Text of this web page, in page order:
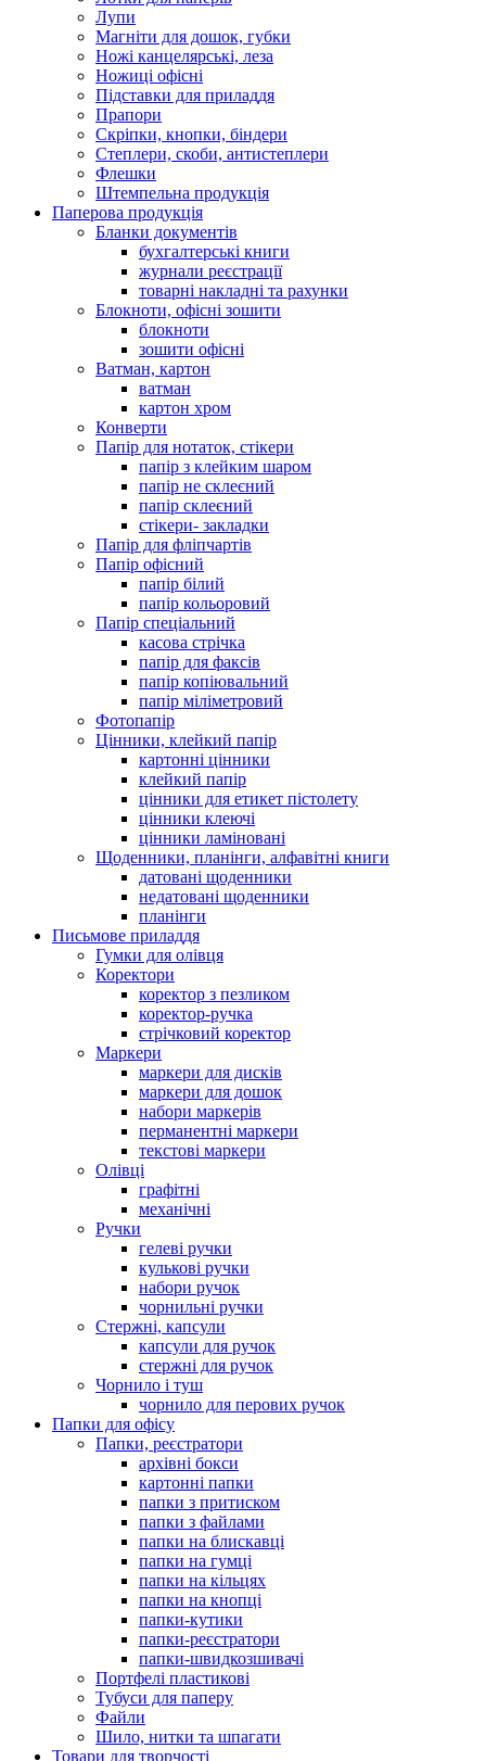
Лупи
Магніти для дошок, губки
Ножі канцелярські, леза
Ножиці офісні
Підставки для приладдя
Прапори
Скріпки, кнопки, біндери
Степлери, скоби, антистеплери
Флешки
Штемпельна продукція
Паперова продукція
Бланки документів
бухгалтерські книги
журнали реєстрації
товарні накладні та рахунки
Блокноти, офісні зошити
блокноти
зошити офісні
Ватман, картон
ватман
картон хром
Конверти
Папір для нотаток, стікери
папір з клейким шаром
папір не склеєний
папір склеєний
стікери- закладки
Папір для фліпчартів
Папір офісний
папір білий
папір кольоровий
Папір спеціальний
касова стрічка
папір для факсів
папір копіювальний
папір міліметровий
Фотопапір
Цінники, клейкий папір
картонні цінники
клейкий папір
цінники для етикет пістолету
цінники клеючі
цінники ламіновані
Щоденники, планінги, алфавітні книги
датовані щоденники
недатовані щоденники
планінги
Письмове приладдя
Гумки для олівця
Коректори
коректор з пезликом
коректор-ручка
стрічковий коректор
Маркери
маркери для дисків
маркери для дошок
набори маркерів
перманентні маркери
текстові маркери
Олівці
графітні
механічні
Ручки
гелеві ручки
кулькові ручки
набори ручок
чорнильні ручки
Стержні, капсули
капсули для ручок
стержні для ручок
Чорнило і туш
чорнило для перових ручок
Папки для офісу
Папки, реєстратори
архівні бокси
картонні папки
папки з притиском
папки з файлами
папки на блискавці
папки на гумці
папки на кільцях
папки на кнопці
папки-кутики
папки-реєстратори
папки-швидкозшивачі
Портфелі пластикові
Тубуси для паперу
Файли
Шило, нитки та шпагати
Товари для творчості